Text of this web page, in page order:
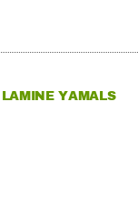
YAMALS